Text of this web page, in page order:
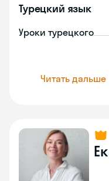
Турецкий язык
Уроки турецкого
Читать дальше